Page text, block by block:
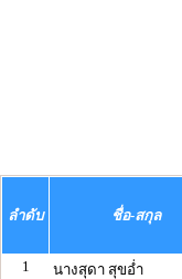
ลำดับ ชื่อ-สกุล
1 นางสุดา สุขอ่ำ